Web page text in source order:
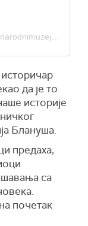
да је то
историје
Блануша.
предаха,
са
почетак